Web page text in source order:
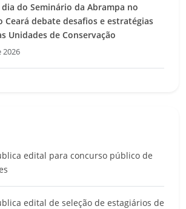
dia do Seminário da Abrampa no
Ceará debate desafios e estratégias
Unidades de Conservação
2026
edital para concurso público de
edital de seleção de estagiários de